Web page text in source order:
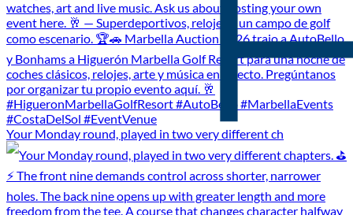
Your Monday round, played in two very different ch